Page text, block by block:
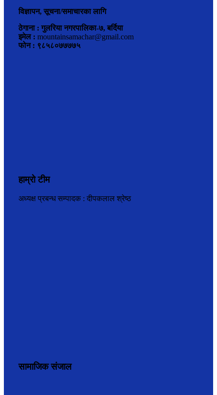
विज्ञापन, सूचना/समाचारका लागि
ठेगाना : गुलरिया नगरपालिका-७, बर्दिया
इमेल : mountainsamachar@gmail.com
फोन : ९८५८०७७७७५
हाम्रो टीम
अध्यक्ष प्रबन्ध सम्पादक : दीपकलाल श्रेष्ठ
सामाजिक संजाल